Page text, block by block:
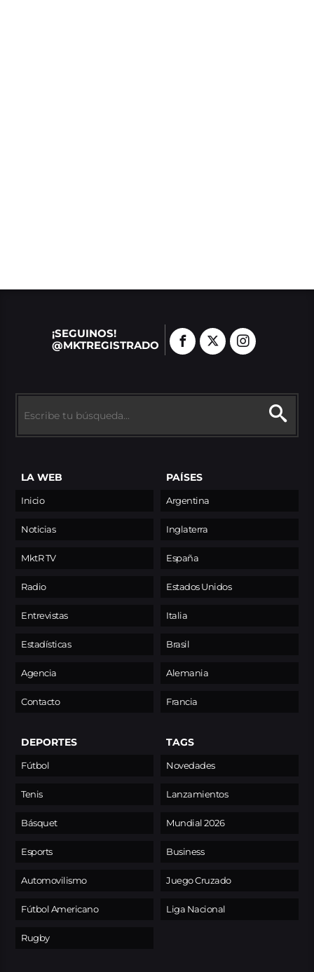
¡SEGUINOS!
@MKTREGISTRADO
LA WEB
Inicio
Noticias
MktR TV
Radio
Entrevistas
Estadísticas
Agencia
Contacto
PAÍSES
Argentina
Inglaterra
España
Estados Unidos
Italia
Brasil
Alemania
Francia
DEPORTES
Fútbol
Tenis
Básquet
Esports
Automovilismo
Fútbol Americano
Rugby
TAGS
Novedades
Lanzamientos
Mundial 2026
Business
Juego Cruzado
Liga Nacional